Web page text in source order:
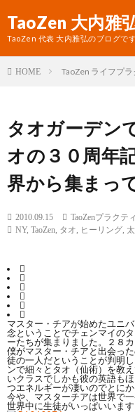
TaoZen 大内雅
TaoZen 代表 大内雅弘のブログです
HOME TaoZen ライフプ
タオガーデン
オの３０周年
界から集まっ
2010.09.15
TaoZenプラクテ
NY, TaoZen, タオ, ヒーリング,
マスター・チアが始めたユニ
念ということでチェンマイの
ーたちが集まりました。２８
僕がマスター・チアと出会っ
徒の一人だということが判明
ンで細々とタオ（仙術）を教
いクラスでしかも彼の英語も
つエネルギーが凄いのでとにか
今や、マスターチアは世界で
世界中に生徒がいっぱいいます